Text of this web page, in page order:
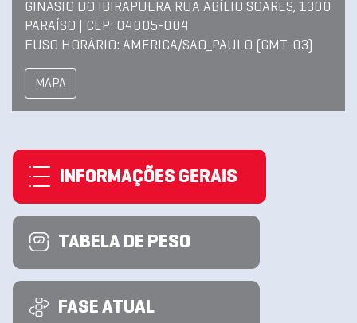
GINASIO DO IBIRAPUERA RUA ABÍLIO SOARES, 1300
PARAÍSO | CEP: 04005-004
FUSO HORÁRIO: AMERICA/SAO_PAULO (GMT-03)
MAPA
INFORMAÇÕES GERAIS
TABELA DE PESO
FASE ATUAL